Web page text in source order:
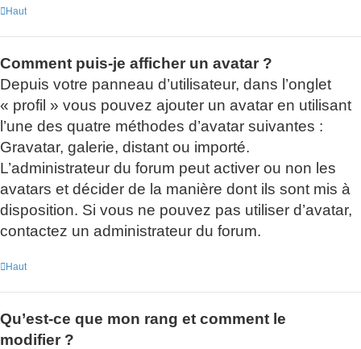
Haut
Comment puis-je afficher un avatar ?
Depuis votre panneau d’utilisateur, dans l’onglet
« profil » vous pouvez ajouter un avatar en utilisant
l’une des quatre méthodes d’avatar suivantes :
Gravatar, galerie, distant ou importé.
L’administrateur du forum peut activer ou non les
avatars et décider de la manière dont ils sont mis à
disposition. Si vous ne pouvez pas utiliser d’avatar,
contactez un administrateur du forum.
Haut
Qu’est-ce que mon rang et comment le
modifier ?